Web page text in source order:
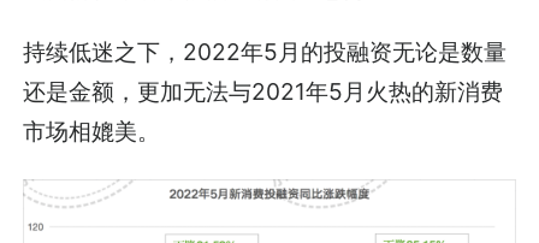
持续低迷之下，2022年5月的投融资无论是数量
还是金额，更加无法与2021年5月火热的新消费
市场相媲美。